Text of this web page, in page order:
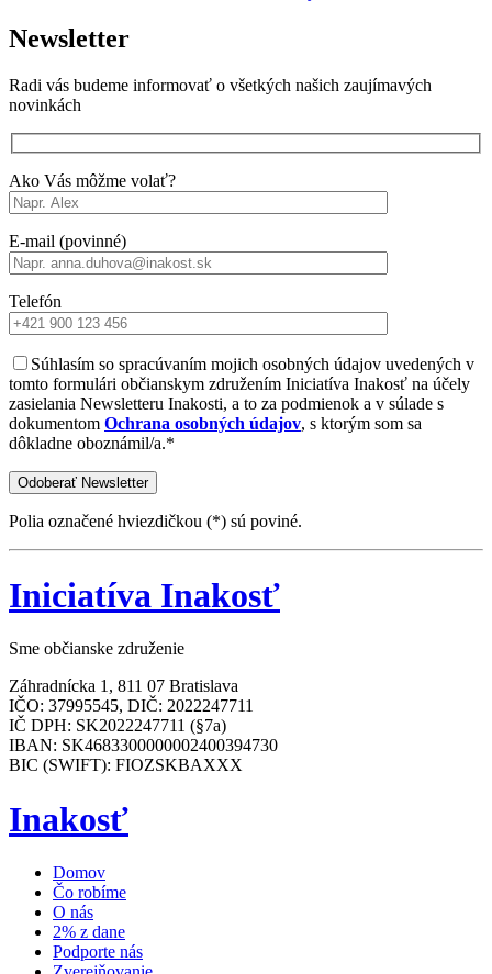
Newsletter
Radi vás budeme informovať o všetkých našich zaujímavých
novinkách
Ako Vás môžme volať?
E-mail (povinné)
Telefón
Súhlasím so spracúvaním mojich osobných údajov uvedených v
tomto formulári občianskym združením Iniciatíva Inakosť na účely
zasielania Newsletteru Inakosti, a to za podmienok a v súlade s
dokumentom Ochrana osobných údajov, s ktorým som sa
dôkladne oboznámil/a.*
Polia označené hviezdičkou (*) sú poviné.
Iniciatíva Inakosť
Sme občianske združenie
Záhradnícka 1, 811 07 Bratislava
IČO: 37995545, DIČ: 2022247711
IČ DPH: SK2022247711 (§7a)
IBAN: SK4683300000002400394730
BIC (SWIFT): FIOZSKBAXXX
Inakosť
Domov
Čo robíme
O nás
2% z dane
Podporte nás